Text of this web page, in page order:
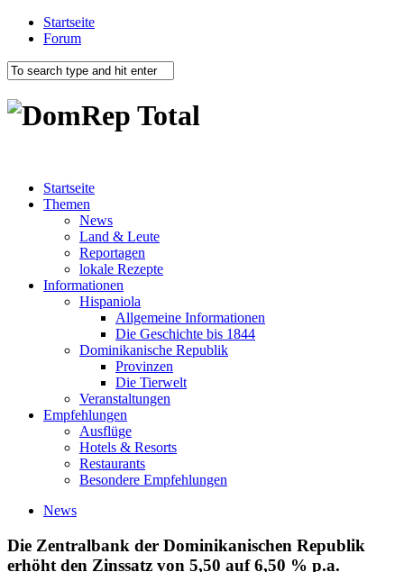
Startseite
Forum
Startseite
Themen
News
Land & Leute
Reportagen
lokale Rezepte
Informationen
Hispaniola
Allgemeine Informationen
Die Geschichte bis 1844
Dominikanische Republik
Provinzen
Die Tierwelt
Veranstaltungen
Empfehlungen
Ausflüge
Hotels & Resorts
Restaurants
Besondere Empfehlungen
News
Die Zentralbank der Dominikanischen Republik
erhöht den Zinssatz von 5,50 auf 6,50 % p.a.